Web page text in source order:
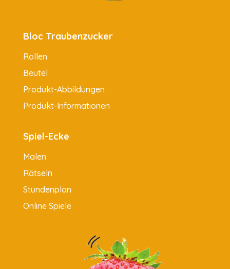
Bloc Traubenzucker
Rollen
Beutel
Produkt-Abbildungen
Produkt-Informationen
Spiel-Ecke
Malen
Rätseln
Stundenplan
Online Spiele